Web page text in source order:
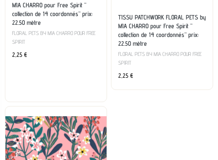
MIA CHARRO pour Free Spirit ”
collection de 14 coordonnés” prix:
22.50 mètre
FLORAL PETS BY MIA CHARRO POUR FREE
SPIRIT
2,25 €
TISSU PATCHWORK FLORAL PETS by
MIA CHARRO pour Free Spirit ”
collection de 14 coordonnés” prix:
22.50 mètre
FLORAL PETS BY MIA CHARRO POUR FREE
SPIRIT
2,25 €